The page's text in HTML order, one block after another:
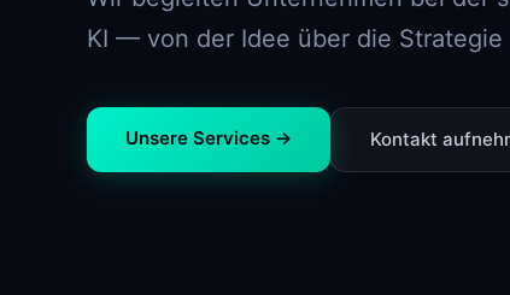
KI — von der Idee über die Strategie
Unsere Services → Kontakt